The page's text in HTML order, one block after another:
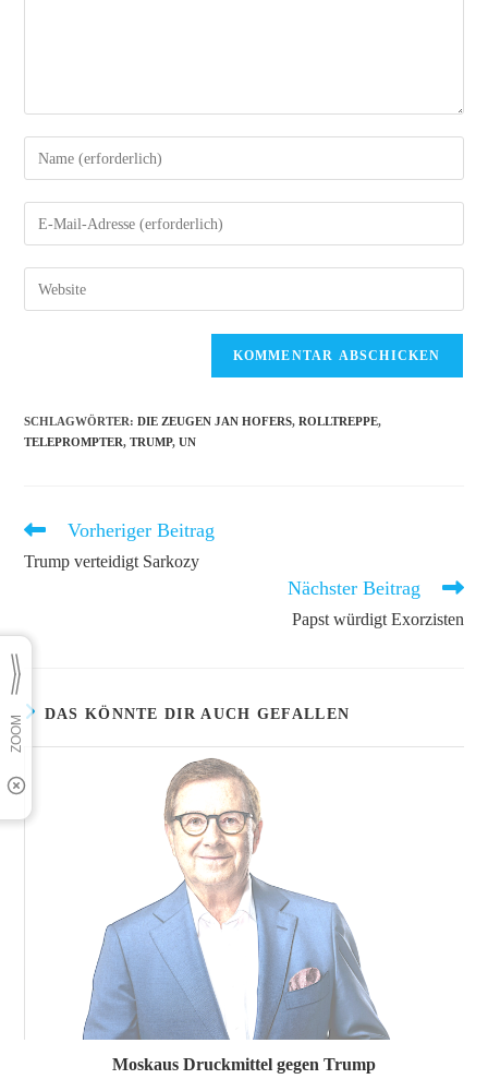
Gib
deinen
Namen
oder
zum
Kommentieren
Gib
deine
E-
Mail-
Gib
deine
(optional)
SCHLAGWÖRTER:DIE ZEUGEN JAN HOFERS, ROLLTREPPE,
TELEPROMPTER, TRUMP, UN
Weitere
ansehen
Vorheriger Beitrag
Trump verteidigt Sarkozy
Nächster Beitrag
Papst würdigt Exorzisten
DAS KÖNNTE DIR AUCH GEFALLEN
Moskaus Druckmittel gegen Trump